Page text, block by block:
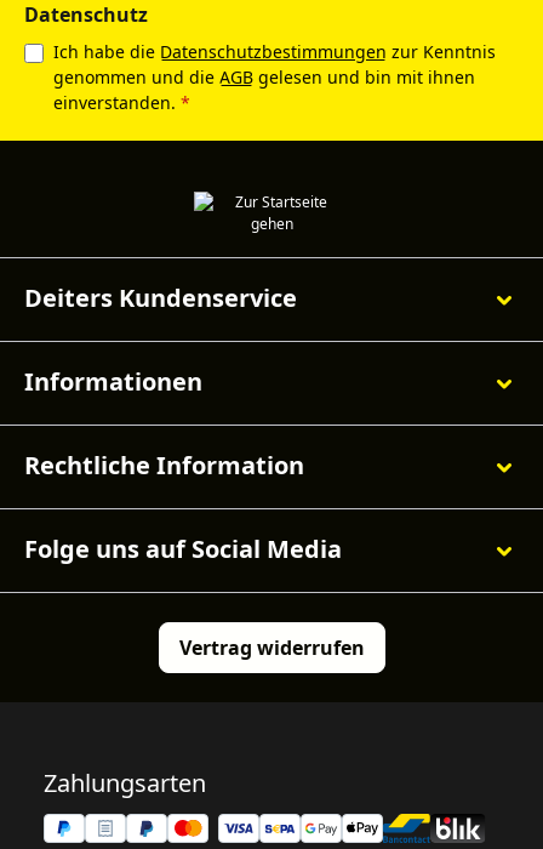
Datenschutz
Ich habe die Datenschutzbestimmungen zur Kenntnis
genommen und die AGB gelesen und bin mit ihnen
einverstanden. *
Deiters Kundenservice
Informationen
Rechtliche Information
Folge uns auf Social Media
Vertrag widerrufen
Zahlungsarten